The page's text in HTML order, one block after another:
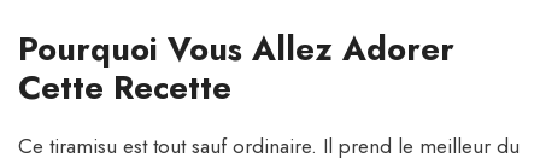
Pourquoi Vous Allez Adorer
Cette Recette
Ce tiramisu est tout sauf ordinaire. Il prend le meilleur du